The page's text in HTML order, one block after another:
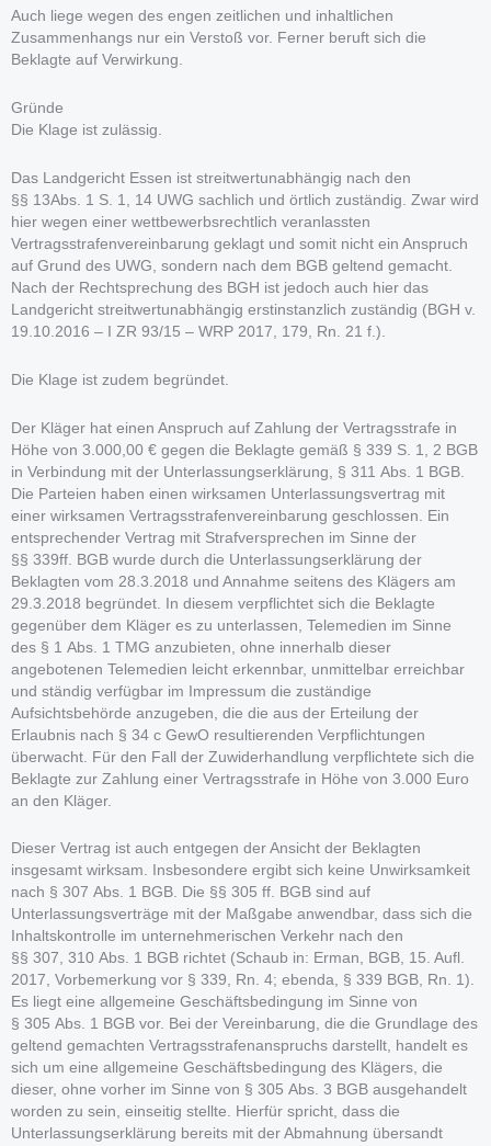
Auch liege wegen des engen zeitlichen und inhaltlichen
Zusammenhangs nur ein Verstoß vor. Ferner beruft sich die
Beklagte auf Verwirkung.
Gründe
Die Klage ist zulässig.
Das Landgericht Essen ist streitwertunabhängig nach den
§§ 13Abs. 1 S. 1, 14 UWG sachlich und örtlich zuständig. Zwar wird
hier wegen einer wettbewerbsrechtlich veranlassten
Vertragsstrafenvereinbarung geklagt und somit nicht ein Anspruch
auf Grund des UWG, sondern nach dem BGB geltend gemacht.
Nach der Rechtsprechung des BGH ist jedoch auch hier das
Landgericht streitwertunabhängig erstinstanzlich zuständig (BGH v.
19.10.2016 – I ZR 93/15 – WRP 2017, 179, Rn. 21 f.).
Die Klage ist zudem begründet.
Der Kläger hat einen Anspruch auf Zahlung der Vertragsstrafe in
Höhe von 3.000,00 € gegen die Beklagte gemäß § 339 S. 1, 2 BGB
in Verbindung mit der Unterlassungserklärung, § 311 Abs. 1 BGB.
Die Parteien haben einen wirksamen Unterlassungsvertrag mit
einer wirksamen Vertragsstrafenvereinbarung geschlossen. Ein
entsprechender Vertrag mit Strafversprechen im Sinne der
§§ 339ff. BGB wurde durch die Unterlassungserklärung der
Beklagten vom 28.3.2018 und Annahme seitens des Klägers am
29.3.2018 begründet. In diesem verpflichtet sich die Beklagte
gegenüber dem Kläger es zu unterlassen, Telemedien im Sinne
des § 1 Abs. 1 TMG anzubieten, ohne innerhalb dieser
angebotenen Telemedien leicht erkennbar, unmittelbar erreichbar
und ständig verfügbar im Impressum die zuständige
Aufsichtsbehörde anzugeben, die die aus der Erteilung der
Erlaubnis nach § 34 c GewO resultierenden Verpflichtungen
überwacht. Für den Fall der Zuwiderhandlung verpflichtete sich die
Beklagte zur Zahlung einer Vertragsstrafe in Höhe von 3.000 Euro
an den Kläger.
Dieser Vertrag ist auch entgegen der Ansicht der Beklagten
insgesamt wirksam. Insbesondere ergibt sich keine Unwirksamkeit
nach § 307 Abs. 1 BGB. Die §§ 305 ff. BGB sind auf
Unterlassungsverträge mit der Maßgabe anwendbar, dass sich die
Inhaltskontrolle im unternehmerischen Verkehr nach den
§§ 307, 310 Abs. 1 BGB richtet (Schaub in: Erman, BGB, 15. Aufl.
2017, Vorbemerkung vor § 339, Rn. 4; ebenda, § 339 BGB, Rn. 1).
Es liegt eine allgemeine Geschäftsbedingung im Sinne von
§ 305 Abs. 1 BGB vor. Bei der Vereinbarung, die die Grundlage des
geltend gemachten Vertragsstrafenanspruchs darstellt, handelt es
sich um eine allgemeine Geschäftsbedingung des Klägers, die
dieser, ohne vorher im Sinne von § 305 Abs. 3 BGB ausgehandelt
worden zu sein, einseitig stellte. Hierfür spricht, dass die
Unterlassungserklärung bereits mit der Abmahnung übersandt